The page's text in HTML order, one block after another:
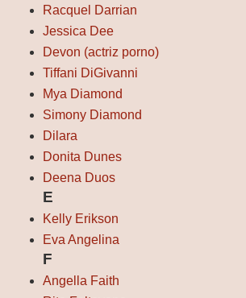
Racquel Darrian
Jessica Dee
Devon (actriz porno)
Tiffani DiGivanni
Mya Diamond
Simony Diamond
Dilara
Donita Dunes
Deena Duos
E
Kelly Erikson
Eva Angelina
F
Angella Faith